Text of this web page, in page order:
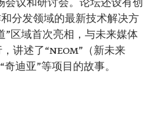
会议和研讨会。论坛还设有创
分发领域的最新技术解决方
”区域首次亮相，与未来媒体
讲述了“NEOM”（新未来
迪亚”等项目的故事。